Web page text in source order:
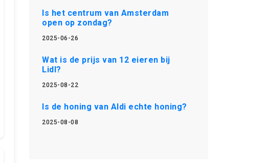
Is het centrum van Amsterdam
open op zondag?
2025-06-26
Wat is de prijs van 12 eieren bij
Lidl?
2025-08-22
Is de honing van Aldi echte honing?
2025-08-08